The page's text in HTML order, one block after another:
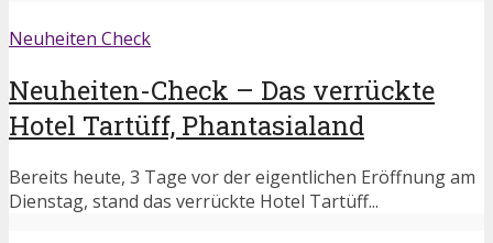
Neuheiten Check
Neuheiten-Check – Das verrückte
Hotel Tartüff, Phantasialand
Bereits heute, 3 Tage vor der eigentlichen Eröffnung am
Dienstag, stand das verrückte Hotel Tartüff...